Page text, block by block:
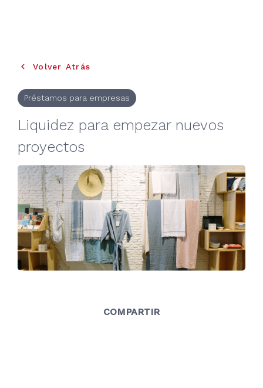
keyboard_arrow_left Volver Atrás
Préstamos para empresas
Liquidez para empezar nuevos
proyectos
COMPARTIR